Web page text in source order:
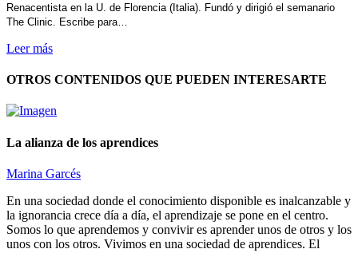
Renacentista en la U. de Florencia (Italia). Fundó y dirigió el semanario
The Clinic. Escribe para…
Leer más
OTROS CONTENIDOS QUE PUEDEN INTERESARTE
La alianza de los aprendices
Marina Garcés
En una sociedad donde el conocimiento disponible es inalcanzable y
la ignorancia crece día a día, el aprendizaje se pone en el centro.
Somos lo que aprendemos y convivir es aprender unos de otros y los
unos con los otros. Vivimos en una sociedad de aprendices. El